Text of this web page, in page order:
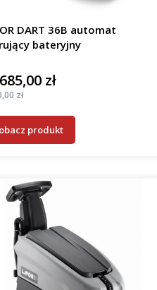
DART 36B automat
bateryjny
zł
zł
produkt